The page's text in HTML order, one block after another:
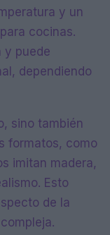
y un
cocinas.
y puede
dependiendo
sino también
formatos, como
imitan madera,
Esto
de la